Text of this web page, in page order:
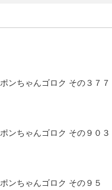
ポンちゃんゴロク その３７７
ポンちゃんゴロク その９０３
ポンちゃんゴロク その９５